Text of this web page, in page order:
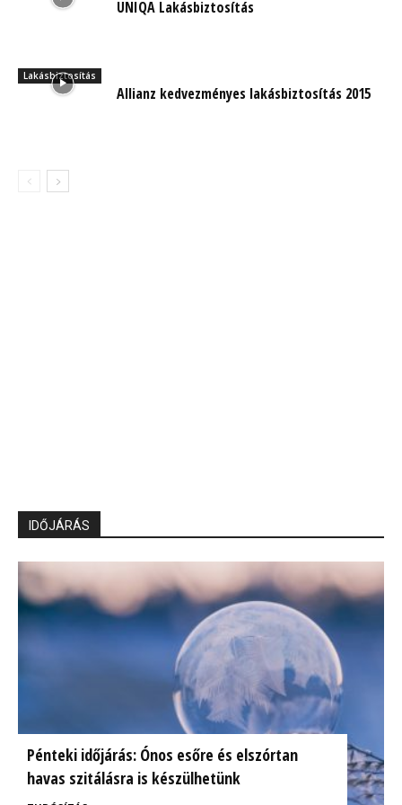
UNIQA Lakásbiztosítás
Lakásbiztosítás
Allianz kedvezményes lakásbiztosítás 2015
IDŐJÁRÁS
Pénteki időjárás: Ónos esőre és elszórtan
havas szitálásra is készülhetünk